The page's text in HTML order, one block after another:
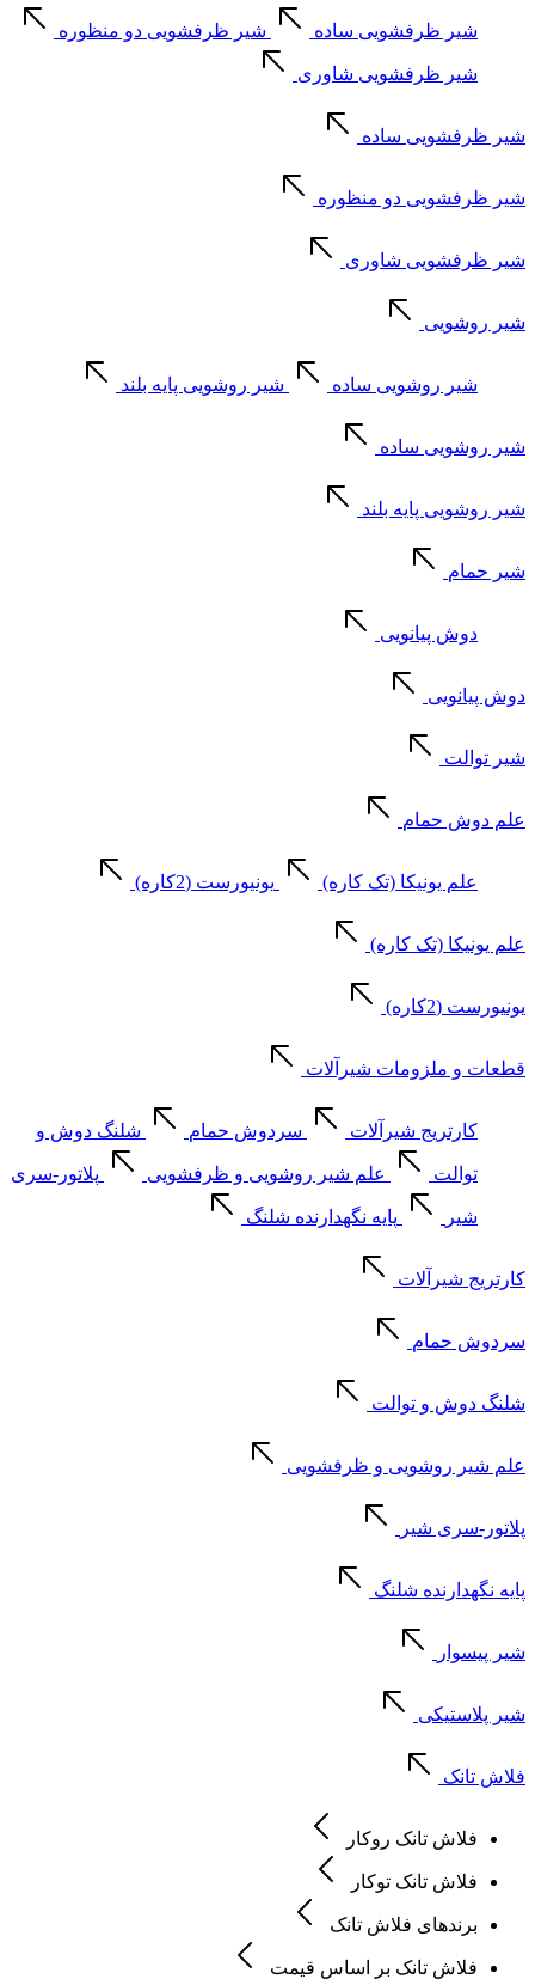
شیر ظرفشویی ساده شیر ظرفشویی دو منظوره
شیر ظرفشویی شاوری
شیر ظرفشویی ساده
شیر ظرفشویی دو منظوره
شیر ظرفشویی شاوری
شیر روشویی
شیر روشویی ساده شیر روشویی پایه بلند
شیر روشویی ساده
شیر روشویی پایه بلند
شیر حمام
دوش پیانویی
دوش پیانویی
شیر توالت
علم دوش حمام
علم یونیکا (تک کاره) یونیورست (2کاره)
علم یونیکا (تک کاره)
یونیورست (2کاره)
قطعات و ملزومات شیرآلات
کارتریج شیرآلات سردوش حمام شلنگ دوش و
توالت علم شیر روشویی و ظرفشویی پلاتور-سری
شیر پایه نگهدارنده شلنگ
کارتریج شیرآلات
سردوش حمام
شلنگ دوش و توالت
علم شیر روشویی و ظرفشویی
پلاتور-سری شیر
پایه نگهدارنده شلنگ
شیر پیسوار
شیر پلاستیکی
فلاش تانک
فلاش تانک روکار
فلاش تانک توکار
برندهای فلاش تانک
فلاش تانک بر اساس قیمت